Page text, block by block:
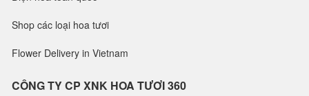
Shop các loại hoa tươi
Flower Delivery in Vietnam
CÔNG TY CP XNK HOA TƯƠI 360